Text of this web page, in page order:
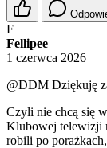
F
Fellipee
1 czerwca 2026
@DDM Dziękuję
Czyli nie chcą się
Klubowej telewizji
robili po